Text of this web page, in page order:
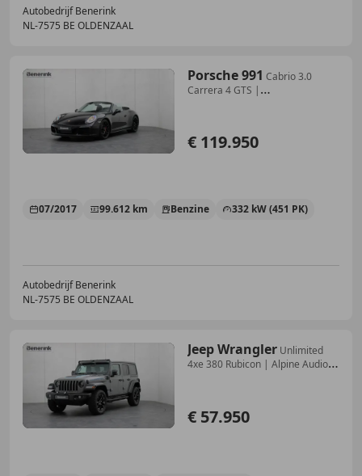
Autobedrijf Benerink
NL-7575 BE OLDENZAAL
Porsche 991 Cabrio 3.0
Carrera 4 GTS |
€ 119.950
07/2017 99.612 km Benzine 332 kW (451 PK)
Autobedrijf Benerink
NL-7575 BE OLDENZAAL
Jeep Wrangler Unlimited
4xe 380 Rubicon | Alpine Audio |
€ 57.950